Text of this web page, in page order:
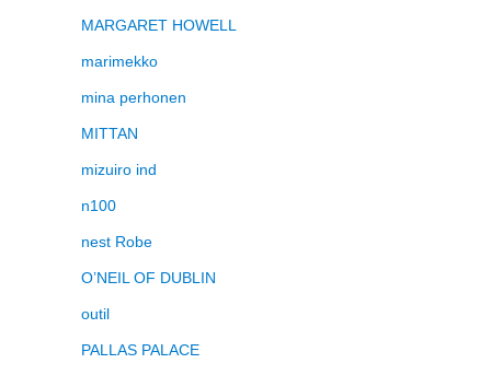
MARGARET HOWELL
marimekko
mina perhonen
MITTAN
mizuiro ind
n100
nest Robe
O’NEIL OF DUBLIN
outil
PALLAS PALACE